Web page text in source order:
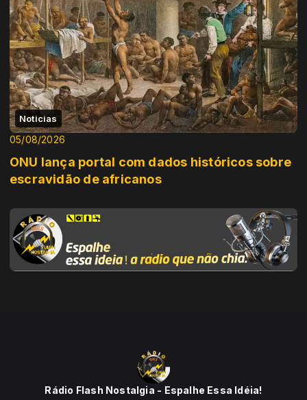
Noticias
05/08/2026
ONU lança portal com dados históricos sobre
escravidão de africanos
Rádio Flash Nostalgia - Espalhe Essa Idéia!